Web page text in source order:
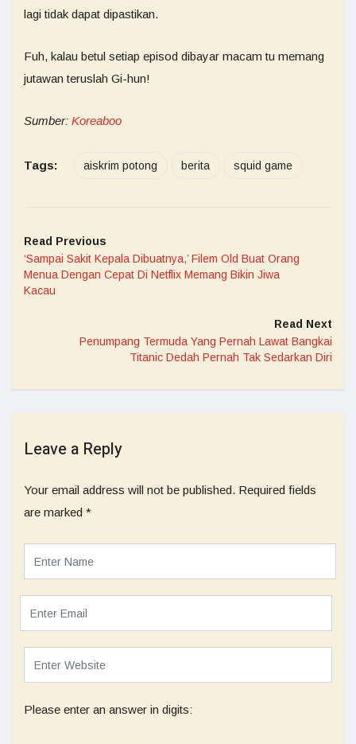
lagi tidak dapat dipastikan.
Fuh, kalau betul setiap episod dibayar macam tu memang
jutawan teruslah Gi-hun!
Sumber: Koreaboo
Tags: aiskrim potong berita squid game
Read Previous
‘Sampai Sakit Kepala Dibuatnya,’ Filem Old Buat Orang
Menua Dengan Cepat Di Netflix Memang Bikin Jiwa
Kacau
Read Next
Penumpang Termuda Yang Pernah Lawat Bangkai
Titanic Dedah Pernah Tak Sedarkan Diri
Leave a Reply
Your email address will not be published. Required fields
are marked *
Please enter an answer in digits: